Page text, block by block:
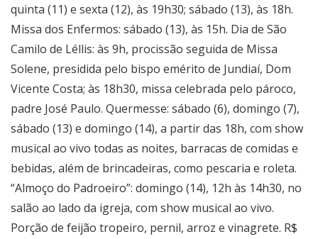
quinta (11) e sexta (12), às 19h30; sábado (13), às 18h.
Missa dos Enfermos: sábado (13), às 15h. Dia de São
Camilo de Léllis: às 9h, procissão seguida de Missa
Solene, presidida pelo bispo emérito de Jundiaí, Dom
Vicente Costa; às 18h30, missa celebrada pelo pároco,
padre José Paulo. Quermesse: sábado (6), domingo (7),
sábado (13) e domingo (14), a partir das 18h, com show
musical ao vivo todas as noites, barracas de comidas e
bebidas, além de brincadeiras, como pescaria e roleta.
“Almoço do Padroeiro”: domingo (14), 12h às 14h30, no
salão ao lado da igreja, com show musical ao vivo.
Porção de feijão tropeiro, pernil, arroz e vinagrete. R$